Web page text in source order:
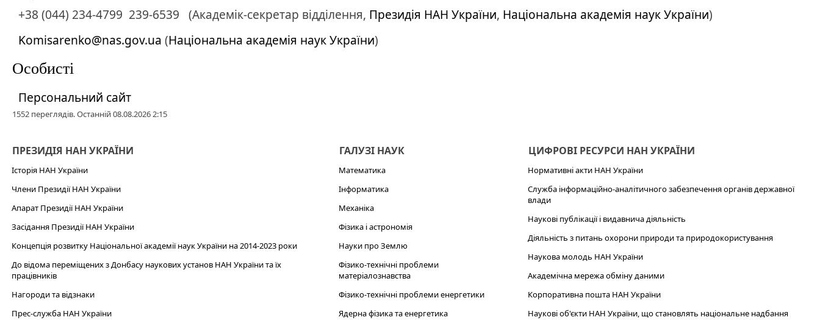
+38 (044) 234-4799 239-6539 (Академік-секретар відділення, Президія НАН України, Національна академія наук України)
Komisarenko@nas.gov.ua (Національна академія наук України)
Особисті
Персональний сайт
1552 переглядів. Останній 08.08.2026 2:15
ПРЕЗИДІЯ НАН УКРАЇНИ
Історія НАН України
Члени Президії НАН України
Апарат Президії НАН України
Засідання Президії НАН України
Концепція розвитку Національної академії наук України на 2014-2023 роки
До відома переміщених з Донбасу наукових установ НАН України та їх
працівників
Нагороди та відзнаки
Прес-служба НАН України
ГАЛУЗІ НАУК
Математика
Інформатика
Механіка
Фізика і астрономія
Науки про Землю
Фізико-технічні проблеми
матеріалознавства
Фізико-технічні проблеми енергетики
Ядерна фізика та енергетика
ЦИФРОВІ РЕСУРСИ НАН УКРАЇНИ
Нормативні акти НАН України
Служба інформаційно-аналітичного забезпечення органів державної
влади
Наукові публікації і видавнича діяльність
Діяльність з питань охорони природи та природокористування
Наукова молодь НАН України
Академічна мережа обміну даними
Корпоративна пошта НАН України
Наукові об'єкти НАН України, що становлять національне надбання